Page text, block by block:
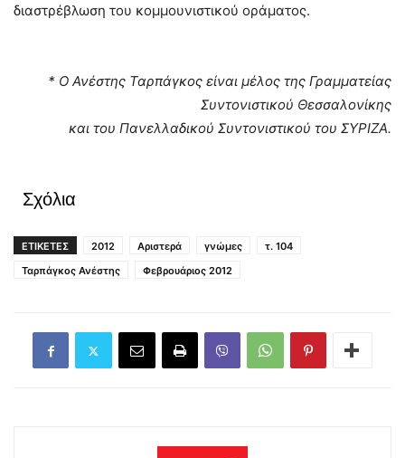
διαστρέβλωση του κομμουνιστικού οράματος.
* Ο Ανέστης Ταρπάγκος είναι μέλος της Γραμματείας
Συντονιστικού Θεσσαλονίκης
και του Πανελλαδικού Συντονιστικού του ΣΥΡΙΖΑ.
Σχόλια
ΕΤΙΚΕΤΕΣ 2012 Αριστερά γνώμες
τ. 104
Ταρπάγκος Ανέστης
Φεβρουάριος 2012